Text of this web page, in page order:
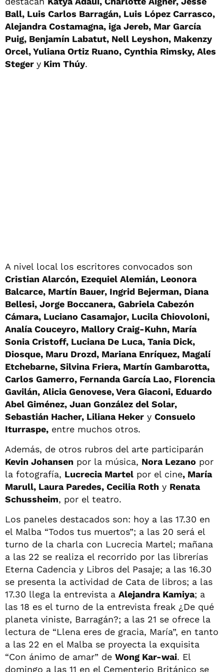
Ball, Luis Carlos Barragán, Luis López Carrasco,
Alejandra Costamagna, iga Jereb, Mar García
Puig, Benjamín Labatut, Nell Leyshon, Makenzy
Orcel, Yuliana Ortiz Ruano, Cynthia Rimsky, Ales
Steger y Kim Thúy.
A nivel local los escritores convocados son
Cristian Alarcón, Ezequiel Alemián, Leonora
Balcarce, Martín Bauer, Ingrid Bejerman, Diana
Bellesi, Jorge Boccanera, Gabriela Cabezón
Cámara, Luciano Casamajor, Lucila Chiovoloni,
Analía Couceyro, Mallory Craig-Kuhn, María
Sonia Cristoff, Luciana De Luca, Tania Dick,
Diosque, Maru Drozd, Mariana Enríquez, Magalí
Etchebarne, Silvina Friera, Martín Gambarotta,
Carlos Gamerro, Fernanda García Lao, Florencia
Gavilán, Alicia Genovese, Vera Giaconi, Eduardo
Abel Giménez, Juan González del Solar,
Sebastián Hacher, Liliana Heker y Consuelo
Iturraspe, entre muchos otros.
Además, de otros rubros del arte participarán
Kevin Johansen por la música, Nora Lezano por
la fotografía, Lucrecia Martel por el cine, María
Marull, Laura Paredes, Cecilia Roth y Renata
Schussheim, por el teatro.
Los paneles destacados son: hoy a las 17.30 en
el Malba “Todos tus muertos”; a las 20 será el
turno de la charla con Lucrecia Martel; mañana
a las 22 se realiza el recorrido por las librerías
Eterna Cadencia y Libros del Pasaje; a las 16.30
se presenta la actividad de Cata de libros; a las
17.30 llega la entrevista a Alejandra Kamiya; a
las 18 es el turno de la entrevista freak ¿De qué
planeta viniste, Barragán?; a las 21 se ofrece la
lectura de “Llena eres de gracia, María”, en tanto
a las 22 en el Malba se proyecta la exquisita
“Con ánimo de amar” de Wong Kar-wai. El
domingo a las 11 en el Cementerio Británico se